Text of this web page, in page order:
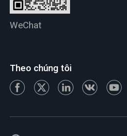
WeChat
Theo chúng tôi